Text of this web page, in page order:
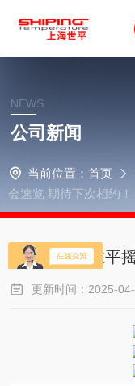
NEWS
公司新闻
当前位置： 首页
会速览 期待下次相约！
展会回顾 | 世平
更新时间：2025-